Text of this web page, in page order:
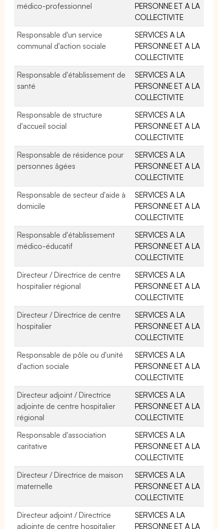
médico-professionnel
PERSONNE ET A LA
COLLECTIVITE
Responsable d'un service
communal d'action sociale
SERVICES A LA
PERSONNE ET A LA
COLLECTIVITE
Responsable d'établissement de
santé
SERVICES A LA
PERSONNE ET A LA
COLLECTIVITE
Responsable de structure
d'accueil social
SERVICES A LA
PERSONNE ET A LA
COLLECTIVITE
Responsable de résidence pour
personnes âgées
SERVICES A LA
PERSONNE ET A LA
COLLECTIVITE
Responsable de secteur d'aide à
domicile
SERVICES A LA
PERSONNE ET A LA
COLLECTIVITE
Responsable d'établissement
médico-éducatif
SERVICES A LA
PERSONNE ET A LA
COLLECTIVITE
Directeur / Directrice de centre
hospitalier régional
SERVICES A LA
PERSONNE ET A LA
COLLECTIVITE
Directeur / Directrice de centre
hospitalier
SERVICES A LA
PERSONNE ET A LA
COLLECTIVITE
Responsable de pôle ou d'unité
d'action sociale
SERVICES A LA
PERSONNE ET A LA
COLLECTIVITE
Directeur adjoint / Directrice
adjointe de centre hospitalier
régional
SERVICES A LA
PERSONNE ET A LA
COLLECTIVITE
Responsable d'association
caritative
SERVICES A LA
PERSONNE ET A LA
COLLECTIVITE
Directeur / Directrice de maison
maternelle
SERVICES A LA
PERSONNE ET A LA
COLLECTIVITE
Directeur adjoint / Directrice
adjointe de centre hospitalier
SERVICES A LA
PERSONNE ET A LA